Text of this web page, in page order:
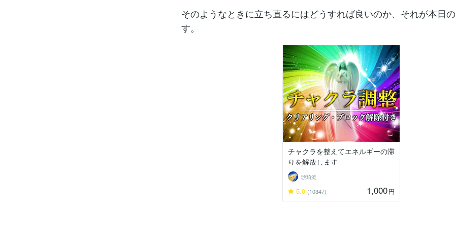
そのようなときに立ち直るにはどうすれば良いのか、それが本日
す。
チャクラを整えてエネルギーの滞
りを解放します
琥珀流
5.0 (10347) 1,000円